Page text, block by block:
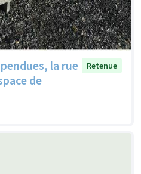
la rue
de
Retenue